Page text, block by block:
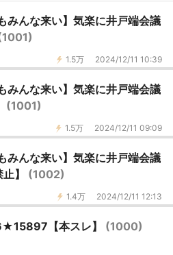
みんな来い】気楽に井戸端会議
1.5万 2024/12/11 10:39
みんな来い】気楽に井戸端会議
(1001)
1.5万 2024/12/11 09:09
みんな来い】気楽に井戸端会議
】 (1002)
1.4万 2024/12/11 12:13
【本スレ】 (1000)